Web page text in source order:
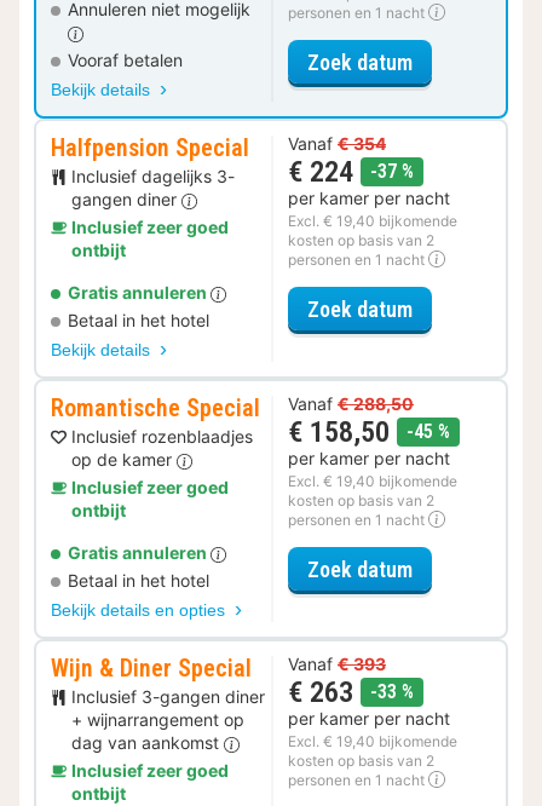
Annuleren niet mogelijk
Vooraf betalen
Bekijk details
personen en 1 nacht
Zoek datumvoor Comfort
Halfpension Special
Inclusief dagelijks 3-
gangen diner
Inclusief zeer goed
ontbijt
Gratis annuleren
Betaal in het hotel
Bekijk details
Vanaf € 354
€ 224 -37 %
per kamer per nacht
Excl. € 19,40 bijkomende
kosten op basis van 2
personen en 1 nacht
Zoek datumvoor
Romantische Special
Inclusief rozenblaadjes
op de kamer
Inclusief zeer goed
ontbijt
Gratis annuleren
Betaal in het hotel
Bekijk details en opties
Vanaf € 288,50
€ 158,50 -45 %
per kamer per nacht
Excl. € 19,40 bijkomende
kosten op basis van 2
personen en 1 nacht
Zoek datumvoor
Wijn & Diner Special
Inclusief 3-gangen diner
+ wijnarrangement op
dag van aankomst
Inclusief zeer goed
ontbijt
Vanaf € 393
€ 263 -33 %
per kamer per nacht
Excl. € 19,40 bijkomende
kosten op basis van 2
personen en 1 nacht